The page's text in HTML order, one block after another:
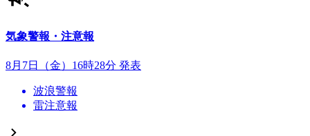
気象警報・注意報
8月7日（金）16時28分 発表
波浪警報
雷注意報